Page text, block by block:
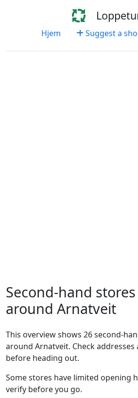
Hjem Suggest a
Second-hand
around Arnatveit
This overview shows 26 second-
around Arnatveit. Check
before heading out.
Some stores have limited opening
verify before you go.